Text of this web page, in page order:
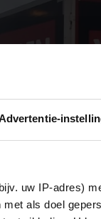
uw IP-adres)
als doel